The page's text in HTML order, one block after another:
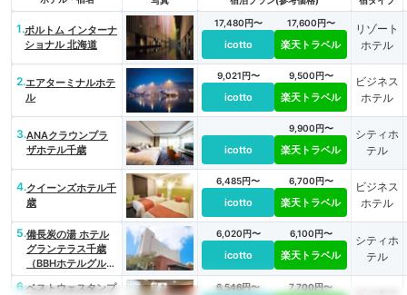
1.ポルトム インターナ
ショナル 北海道
17,480円〜
icotto
17,600円〜
楽天トラベル
リゾート
ホテル
2.エアターミナルホテ
ル
9,021円〜
icotto
9,500円〜
楽天トラベル
ビジネス
ホテル
3.ANAクラウンプラ
ザホテル千歳
icotto
9,900円〜
楽天トラベル
シティホ
テル
4.クイーンズホテル千
歳
6,485円〜
icotto
6,700円〜
楽天トラベル
ビジネス
ホテル
5.備長炭の湯 ホテル
グランテラス千歳
（BBHホテルグルー
プ）
6,020円〜
icotto
6,100円〜
楽天トラベル
シティホ
テル
6.ベストウェスタンプ
6,546円〜 7,700円〜